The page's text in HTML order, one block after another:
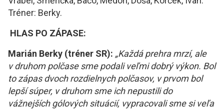
Tréner: Berky.
HLAS PO ZÁPASE:
Marián Berky (tréner SR): „Každá prehra mrzí, ale
v druhom polčase sme podali veľmi dobrý výkon. Bol
to zápas dvoch rozdielnych polčasov, v prvom bol
lepší súper, v druhom sme ich nepustili do
vážnejších gólových situácií, vypracovali sme si veľa